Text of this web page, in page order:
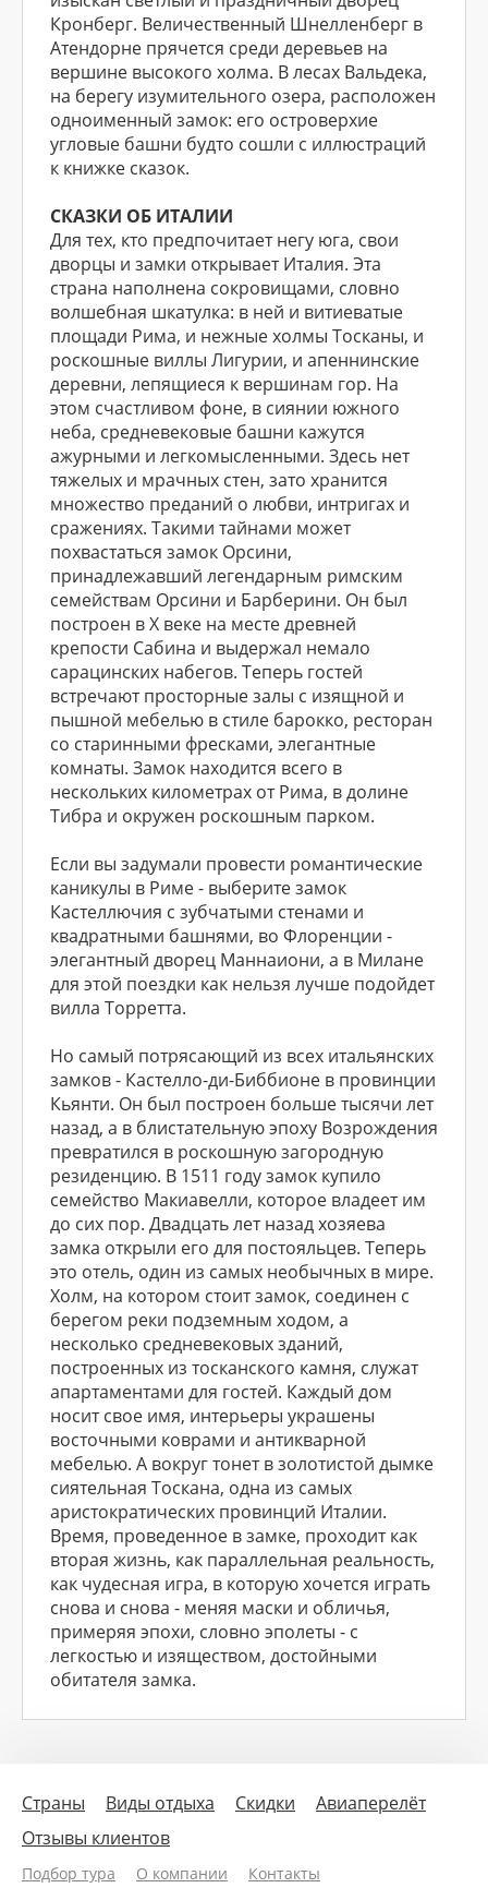
Кронберг. Величественный Шнелленберг в
Атендорне прячется среди деревьев на
вершине высокого холма. В лесах Вальдека,
на берегу изумительного озера, расположен
одноименный замок: его островерхие
угловые башни будто сошли с иллюстраций
к книжке сказок.
СКАЗКИ ОБ ИТАЛИИ
Для тех, кто предпочитает негу юга, свои
дворцы и замки открывает Италия. Эта
страна наполнена сокровищами, словно
волшебная шкатулка: в ней и витиеватые
площади Рима, и нежные холмы Тосканы, и
роскошные виллы Лигурии, и апеннинские
деревни, лепящиеся к вершинам гор. На
этом счастливом фоне, в сиянии южного
неба, средневековые башни кажутся
ажурными и легкомысленными. Здесь нет
тяжелых и мрачных стен, зато хранится
множество преданий о любви, интригах и
сражениях. Такими тайнами может
похвастаться замок Орсини,
принадлежавший легендарным римским
семействам Орсини и Барберини. Он был
построен в X веке на месте древней
крепости Сабина и выдержал немало
сарацинских набегов. Теперь гостей
встречают просторные залы с изящной и
пышной мебелью в стиле барокко, ресторан
со старинными фресками, элегантные
комнаты. Замок находится всего в
нескольких километрах от Рима, в долине
Тибра и окружен роскошным парком.
Если вы задумали провести романтические
каникулы в Риме - выберите замок
Кастеллючия с зубчатыми стенами и
квадратными башнями, во Флоренции -
элегантный дворец Маннаиони, а в Милане
для этой поездки как нельзя лучше подойдет
вилла Торретта.
Но самый потрясающий из всех итальянских
замков - Кастелло-ди-Биббионе в провинции
Кьянти. Он был построен больше тысячи лет
назад, а в блистательную эпоху Возрождения
превратился в роскошную загородную
резиденцию. В 1511 году замок купило
семейство Макиавелли, которое владеет им
до сих пор. Двадцать лет назад хозяева
замка открыли его для постояльцев. Теперь
это отель, один из самых необычных в мире.
Холм, на котором стоит замок, соединен с
берегом реки подземным ходом, а
несколько средневековых зданий,
построенных из тосканского камня, служат
апартаментами для гостей. Каждый дом
носит свое имя, интерьеры украшены
восточными коврами и антикварной
мебелью. А вокруг тонет в золотистой дымке
сиятельная Тоскана, одна из самых
аристократических провинций Италии.
Время, проведенное в замке, проходит как
вторая жизнь, как параллельная реальность,
как чудесная игра, в которую хочется играть
снова и снова - меняя маски и обличья,
примеряя эпохи, словно эполеты - с
легкостью и изяществом, достойными
обитателя замка.
Страны Виды отдыха Скидки
Авиаперелёт
Отзывы клиентов
Подбор тура О компании Контакты